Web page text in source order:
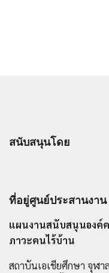
สนับสนุนโดย
ที่อยู่ศูนย์ประสานงาน
แผนงานสนับสนุนองค์
ภาวะคนไร้บ้าน
สถาบันเอเชียศึกษา จุฬา